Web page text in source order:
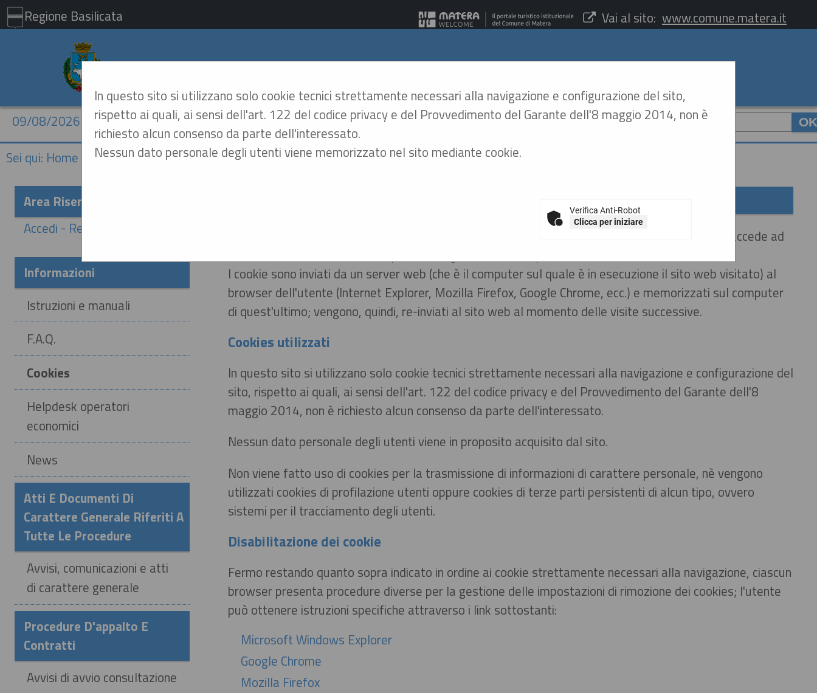
Regione Basilicata Vai al sito: www.comune.matera.it
Comune di Matera - Gare Telematiche
09/08/2026 11:48 CERCA :
A A GRAFICATESTO ALTO CONTRASTO
Sei qui: Home Informazioni»Cookies
In questo sito si utilizzano solo cookie tecnici strettamente necessari alla navigazione e configurazione del sito,
rispetto ai quali, ai sensi dell'art. 122 del codice privacy e del Provvedimento del Garante dell'8 maggio 2014, non è
richiesto alcun consenso da parte dell'interessato.
Nessun dato personale degli utenti viene memorizzato nel sito mediante cookie.
Verifica Anti-Robot
Clicca per iniziare
Area Riservata
Accedi - Registrati
Informazioni
Istruzioni e manuali
F.A.Q.
Cookies
Helpdesk operatori
economici
News
Atti E Documenti Di
Carattere Generale Riferiti A
Tutte Le Procedure
Avvisi, comunicazioni e atti
di carattere generale
Procedure D'appalto E
Contratti
Avvisi di avvio consultazione
Un "cookie" è un piccolo file di testo creato sul computer dell'utente al momento in cui questo accede ad
I cookie sono inviati da un server web (che è il computer sul quale è in esecuzione il sito web visitato) al
browser dell'utente (Internet Explorer, Mozilla Firefox, Google Chrome, ecc.) e memorizzati sul computer
di quest'ultimo; vengono, quindi, re-inviati al sito web al momento delle visite successive.
Cookies utilizzati
In questo sito si utilizzano solo cookie tecnici strettamente necessari alla navigazione e configurazione del
sito, rispetto ai quali, ai sensi dell'art. 122 del codice privacy e del Provvedimento del Garante dell'8
maggio 2014, non è richiesto alcun consenso da parte dell'interessato.
Nessun dato personale degli utenti viene in proposito acquisito dal sito.
Non viene fatto uso di cookies per la trasmissione di informazioni di carattere personale, nè vengono
utilizzati cookies di profilazione utenti oppure cookies di terze parti persistenti di alcun tipo, ovvero
sistemi per il tracciamento degli utenti.
Disabilitazione dei cookie
Fermo restando quanto sopra indicato in ordine ai cookie strettamente necessari alla navigazione, ciascun
browser presenta procedure diverse per la gestione delle impostazioni di rimozione dei cookies; l'utente
può ottenere istruzioni specifiche attraverso i link sottostanti:
Microsoft Windows Explorer
Google Chrome
Mozilla Firefox